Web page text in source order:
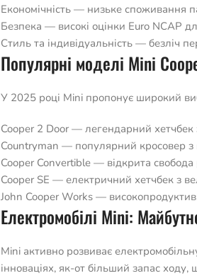
Економічність — низьке споживання
Безпека — високі оцінки Euro NCAP
Стиль та індивідуальність — безліч
Популярні моделі Mini
У 2025 році Mini пропонує широкий
Cooper 2 Door — легендарний хетчбек
Countryman — популярний кросовер з
Cooper Convertible — відкрита свобода
Cooper SE — електричний хетчбек з
John Cooper Works —
Електромобілі Mini:
Mini активно розвиває
інноваціях, як-от більший запас